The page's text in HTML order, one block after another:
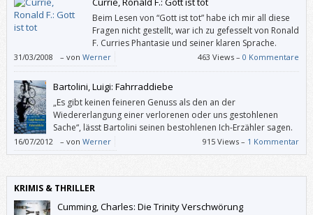
Beim Lesen von “Gott ist tot” habe ich mir all diese
Fragen nicht gestellt, war ich zu gefesselt von Ronald
F. Curries Phantasie und seiner klaren Sprache.
31/03/2008 – von Werner 463 Views –0 Kommentare
Bartolini, Luigi: Fahrraddiebe
„Es gibt keinen feineren Genuss als den an der
Wiedererlangung einer verlorenen oder uns gestohlenen
Sache“, lässt Bartolini seinen bestohlenen Ich-Erzähler sagen.
Und beschreibt uns das Rom der 1940er-Jahre.
16/07/2012 – von Werner 915 Views – 1 Kommentar
KRIMIS & THRILLER
Cumming, Charles: Die Trinity Verschwörung